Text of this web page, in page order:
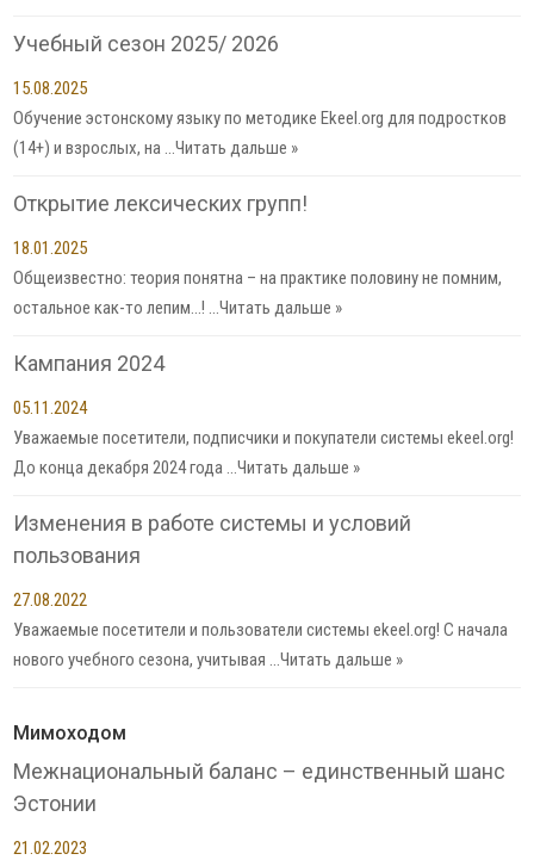
Учебный сезон 2025/ 2026
15.08.2025
Обучение эстонскому языку по методике Ekeel.org для подростков
(14+) и взрослых, на …Читать дальше »
Открытие лексических групп!
18.01.2025
Общеизвестно: теория понятна – на практике половину не помним,
остальное как-то лепим…! …Читать дальше »
Кампания 2024
05.11.2024
Уважаемые посетители, подписчики и покупатели системы ekeel.org!
До конца декабря 2024 года …Читать дальше »
Изменения в работе системы и условий
пользования
27.08.2022
Уважаемые посетители и пользователи системы ekeel.org! С начала
нового учебного сезона, учитывая …Читать дальше »
Мимоходом
Межнациональный баланс – единственный шанс
Эстонии
21.02.2023